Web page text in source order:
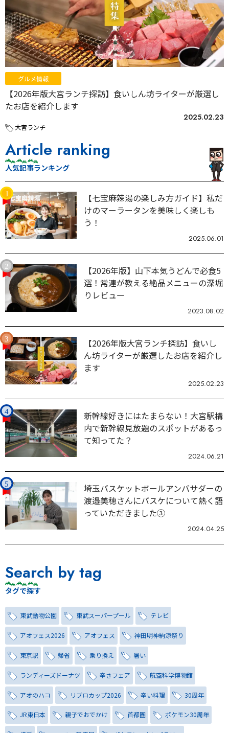
グルメ情報
【2026年版大宮ランチ探訪】食いしん坊ライターが厳選し
たお店を紹介します
2025.02.23
大宮ランチ
Article ranking
人気記事ランキング
【七宝麻辣湯の楽しみ方ガイド】私だ
けのマーラータンを美味しく楽しも
う！
2025.06.01
【2026年版】山下本気うどんで必食5
選！常連が教える絶品メニューの深堀
りレビュー
2023.08.02
【2026年版大宮ランチ探訪】食いし
ん坊ライターが厳選したお店を紹介し
ます
2025.02.23
新幹線好きにはたまらない！大宮駅構
内で新幹線見放題のスポットがあるっ
て知ってた？
2024.06.21
埼玉バスケットボールアンバサダーの
渡邉美穂さんにバスケについて熱く語
っていただきました③
2024.04.25
Search by tag
タグで探す
東武動物公園 東武スーパープール テレビ
アオフェス2026 アオフェス 神田明神納涼祭り
東京駅 帰省 乗り換え 暑い
ランディーズドーナツ 辛さフェア 航空科学博物館
アオのハコ リプロカップ2026 辛い料理 30周年
JR東日本 親子でおでかけ 首都圏 ポケモン30周年